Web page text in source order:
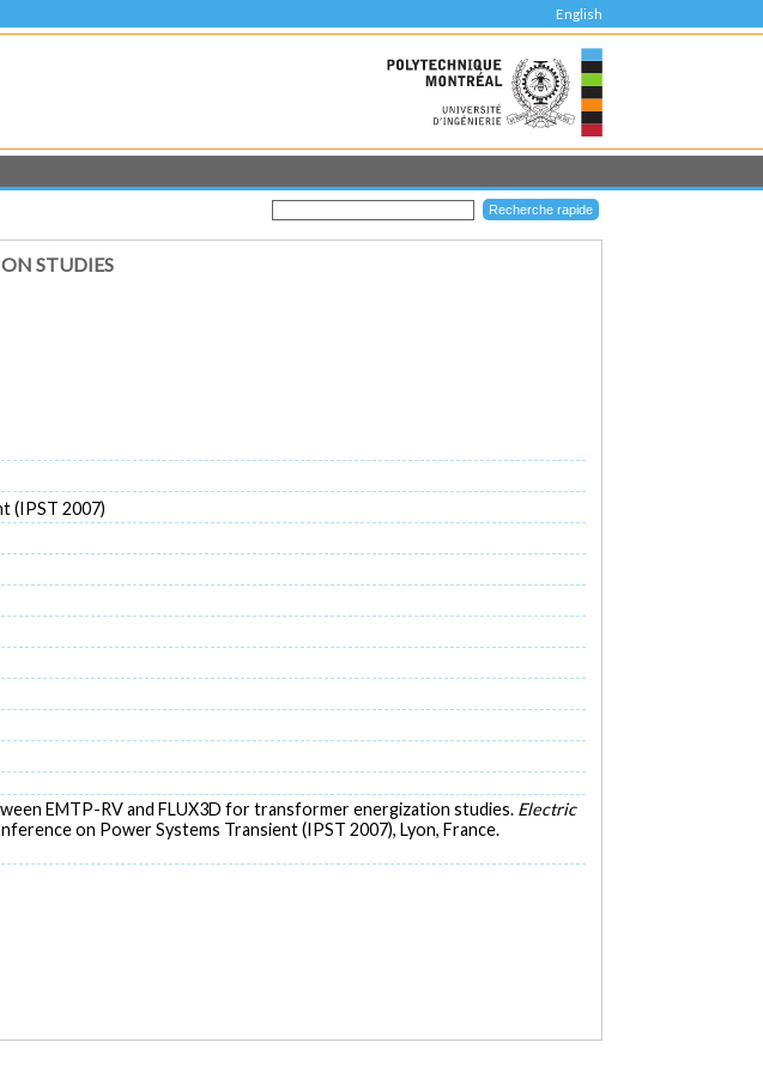
English
STUDIES
(IPST 2007)
EMTP-RV and FLUX3D for transformer energization studies. Electric
on Power Systems Transient (IPST 2007), Lyon, France.